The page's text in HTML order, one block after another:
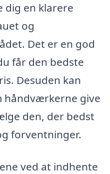
dig en klarere
og
Det er en god
får den bedste
Desuden kan
håndværkerne give
den, der bedst
forventninger.
ved at indhente